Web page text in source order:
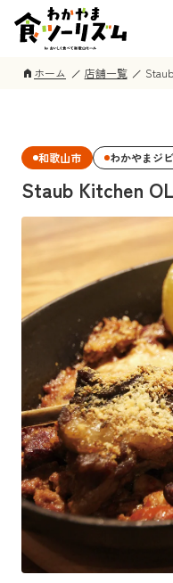
home ホーム 店舗一覧
和歌山市 わかやまジ
Staub Kitchen